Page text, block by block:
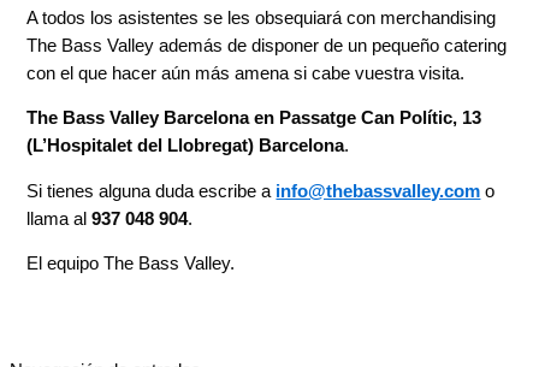
A todos los asistentes se les obsequiará con merchandising
The Bass Valley además de disponer de un pequeño catering
con el que hacer aún más amena si cabe vuestra visita.
The Bass Valley Barcelona en Passatge Can Polític, 13
(L’Hospitalet del Llobregat) Barcelona.
Si tienes alguna duda escribe a info@thebassvalley.com o
llama al937 048 904.
El equipo The Bass Valley.